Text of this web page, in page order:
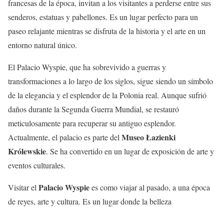
francesas de la época, invitan a los visitantes a perderse entre sus
senderos, estatuas y pabellones. Es un lugar perfecto para un
paseo relajante mientras se disfruta de la historia y el arte en un
entorno natural único.
El Palacio Wyspie, que ha sobrevivido a guerras y
transformaciones a lo largo de los siglos, sigue siendo un símbolo
de la elegancia y el esplendor de la Polonia real. Aunque sufrió
daños durante la Segunda Guerra Mundial, se restauró
meticulosamente para recuperar su antiguo esplendor.
Actualmente, el palacio es parte del Museo Łazienki
Królewskie. Se ha convertido en un lugar de exposición de arte y
eventos culturales.
Visitar el Palacio Wyspiees como viajar al pasado, a una época
de reyes, arte y cultura. Es un lugar donde la belleza